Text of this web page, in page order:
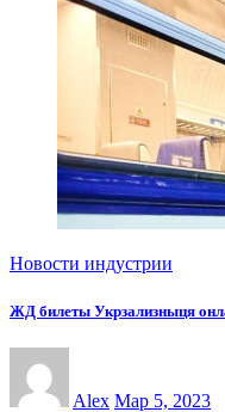
Новости индустрии
ЖД билеты Укрзализныця
Alex Мар 5, 2023